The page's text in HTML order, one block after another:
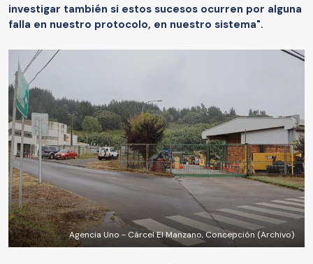
investigar también si estos sucesos ocurren por alguna
falla en nuestro protocolo, en nuestro sistema".
Agencia Uno - Cárcel El Manzano, Concepción (Archivo)